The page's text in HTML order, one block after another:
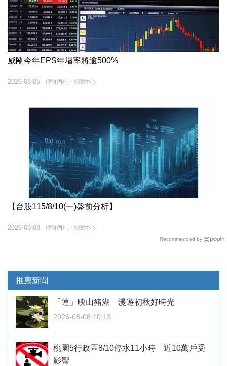
威剛今年EPS年增率將逾500%
理財周刊／新聞中心
2026-08-05
【台股115/8/10(一)盤前分析】
理財周刊／新聞中心
2026-08-08
Recommended by
推薦新聞
「蓮」映山豬湖 漫遊初秋好時光
2026-08-08 10:13
桃園5行政區8/10停水11小時 近10萬戶受
影響